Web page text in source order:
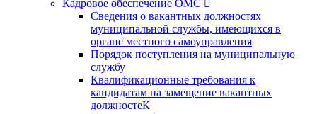
Кадровое обеспечение ОМС
Сведения о вакантных должностях
муниципальной службы, имеющихся в
органе местного самоуправления
Порядок поступления на муниципальную
службу
Квалификационные требования к
кандидатам на замещение вакантных
должностеК